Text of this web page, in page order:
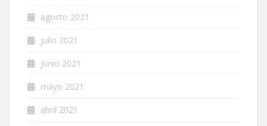
agosto 2021
julio 2021
junio 2021
mayo 2021
abril 2021